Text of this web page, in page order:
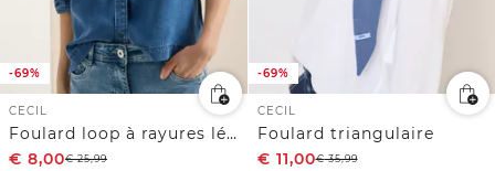
-69%
CECIL
Foulard loop à rayures léopard
€ 8,00€25,99
-69%
CECIL
Foulard triangulaire
€ 11,00€35,99